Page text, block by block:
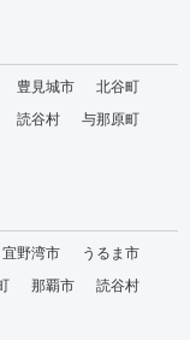
豊見城市
北谷町
読谷村
与那原町
宜野湾市
うるま市
那覇市
読谷村